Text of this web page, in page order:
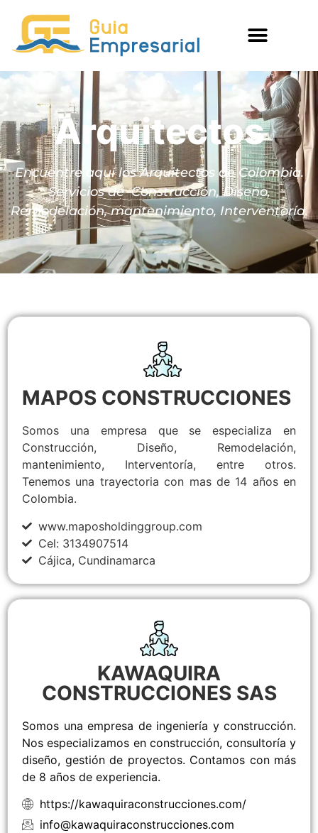
Arquitectos
Encuentre aquí los Arquitectos de Colombia.
Servicios de Construcción, Diseño,
Remodelación, mantenimiento, Interventoría.
MAPOS CONSTRUCCIONES
Somos una empresa que se especializa en
Construcción, Diseño, Remodelación,
mantenimiento, Interventoría, entre otros.
Tenemos una trayectoria con mas de 14 años en
Colombia.
www.maposholdinggroup.com
Cel: 3134907514
Cájica, Cundinamarca
KAWAQUIRA
CONSTRUCCIONES SAS
Somos una empresa de ingeniería y construcción.
Nos especializamos en construcción, consultoría y
diseño, gestión de proyectos. Contamos con más
de 8 años de experiencia.
https://kawaquiraconstrucciones.com/
info@kawaquiraconstrucciones.com